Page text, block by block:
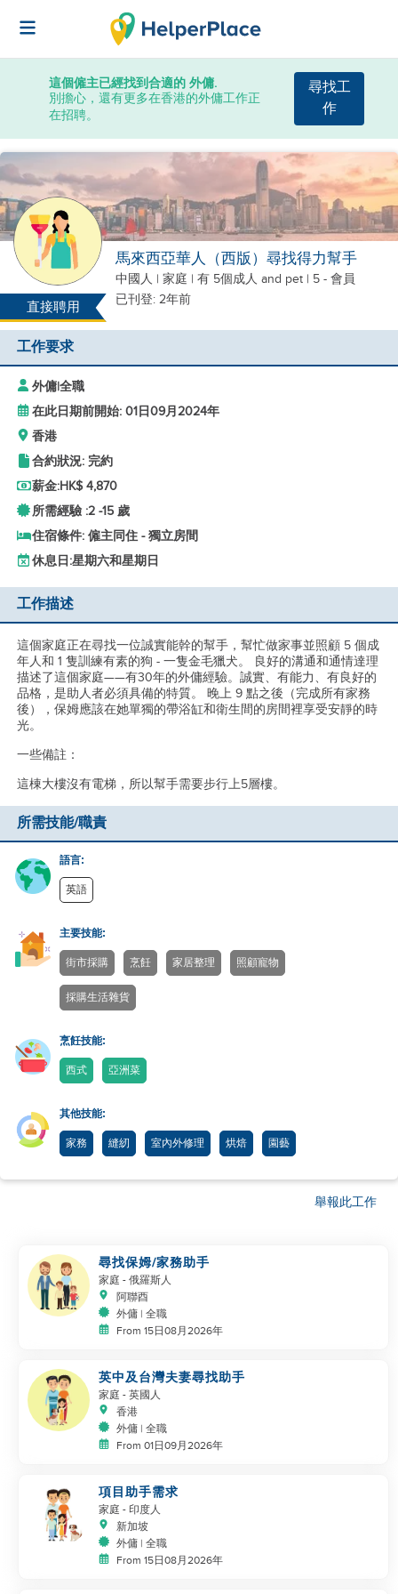
這個僱主已經找到合適的 外傭.
別擔心，還有更多在香港的外傭工作正
在招聘。
尋找工
作
直接聘用
馬來西亞華人（西版）尋找得力幫手
中國人 | 家庭 | 有 5個成人 and pet | 5 - 會員
已刊登: 2年前
工作要求
外傭|全職
在此日期前開始: 01日09月2024年
香港
合約狀況: 完約
薪金:HK$ 4,870
所需經驗 :2 -15 歲
住宿條件: 僱主同住 - 獨立房間
休息日:星期六和星期日
工作描述
這個家庭正在尋找一位誠實能幹的幫手，幫忙做家事並照顧 5 個成
年人和 1 隻訓練有素的狗 - 一隻金毛獵犬。 良好的溝通和通情達理
描述了這個家庭——有30年的外傭經驗。誠實、有能力、有良好的
品格，是助人者必須具備的特質。 晚上 9 點之後（完成所有家務
後），保姆應該在她單獨的帶浴缸和衛生間的房間裡享受安靜的時
光。
一些備註：
這棟大樓沒有電梯，所以幫手需要步行上5層樓。
所需技能/職責
語言:
英語
主要技能:
街市採購 烹飪 家居整理 照顧寵物
採購生活雜貨
烹飪技能:
西式 亞洲菜
其他技能:
家務 縫紉 室內外修理 烘焙 園藝
舉報此工作
尋找保姆/家務助手
家庭 - 俄羅斯人
阿聯酉
外傭 | 全職
From 15日08月2026年
英中及台灣夫妻尋找助手
家庭 - 英國人
香港
外傭 | 全職
From 01日09月2026年
項目助手需求
家庭 - 印度人
新加坡
外傭 | 全職
From 15日08月2026年